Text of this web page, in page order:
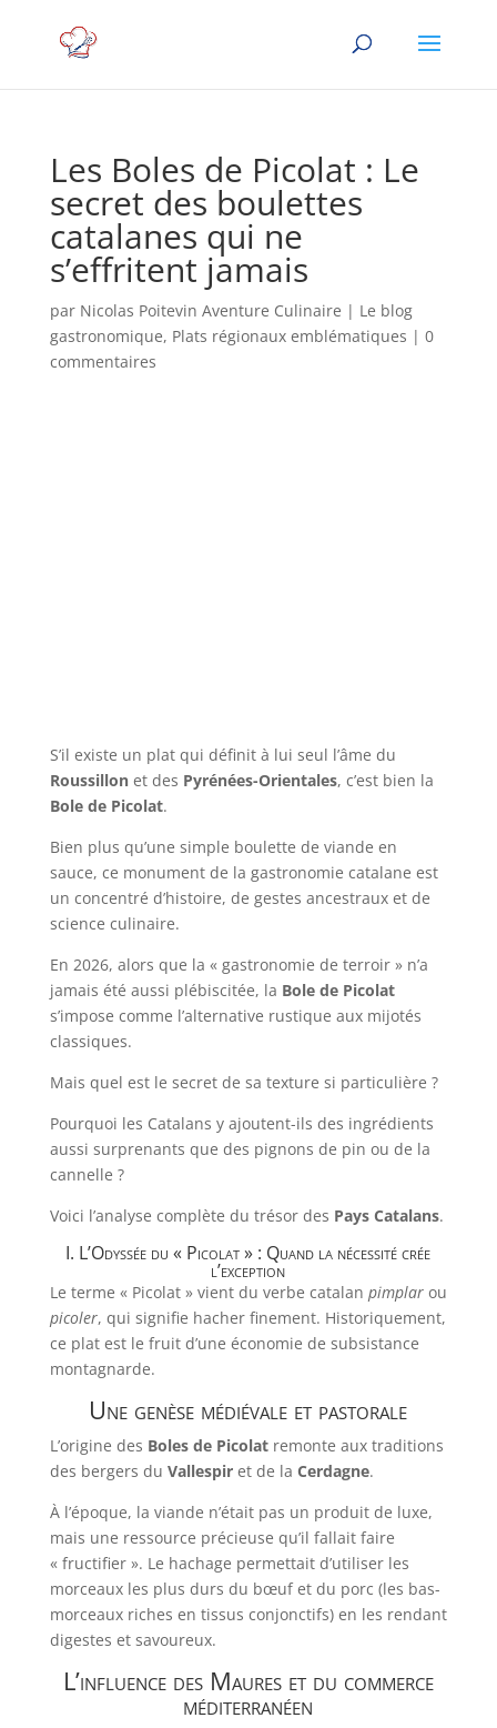
Les Boles de Picolat : Le
secret des boulettes
catalanes qui ne
s’effritent jamais
par Nicolas Poitevin Aventure Culinaire | Le blog
gastronomique, Plats régionaux emblématiques | 0
commentaires
S’il existe un plat qui définit à lui seul l’âme du
Roussillonet des Pyrénées-Orientales, c’est bien la
Bole de Picolat.
Bien plus qu’une simple boulette de viande en
sauce, ce monument de la gastronomie catalane est
un concentré d’histoire, de gestes ancestraux et de
science culinaire.
En 2026, alors que la « gastronomie de terroir » n’a
jamais été aussi plébiscitée, la Bole de Picolat
s’impose comme l’alternative rustique aux mijotés
classiques.
Mais quel est le secret de sa texture si particulière ?
Pourquoi les Catalans y ajoutent-ils des ingrédients
aussi surprenants que des pignons de pin ou de la
cannelle ?
Voici l’analyse complète du trésor des Pays Catalans.
I. L’Odyssée du « Picolat » : Quand la nécessité crée
l’exception
Le terme « Picolat » vient du verbe catalan pimplarou
picoler, qui signifie hacher finement. Historiquement,
ce plat est le fruit d’une économie de subsistance
montagnarde.
Une genèse médiévale et pastorale
L’origine des Boles de Picolatremonte aux traditions
des bergers du Vallespiret de la Cerdagne.
À l’époque, la viande n’était pas un produit de luxe,
mais une ressource précieuse qu’il fallait faire
« fructifier ». Le hachage permettait d’utiliser les
morceaux les plus durs du bœuf et du porc (les bas-
morceaux riches en tissus conjonctifs) en les rendant
digestes et savoureux.
L’influence des Maures et du commerce
méditerranéen